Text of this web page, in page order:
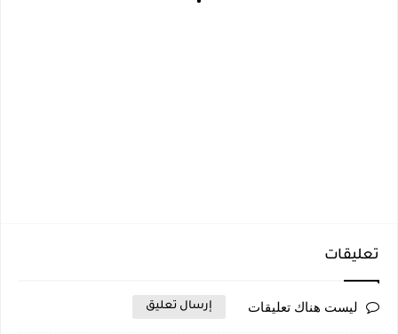
تعليقات
ليست هناك تعليقات إرسال تعليق